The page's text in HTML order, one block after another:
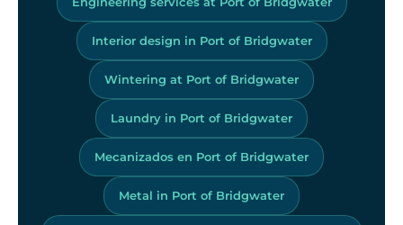
Interior design in Port of Bridgwater
Wintering at Port of Bridgwater
Laundry in Port of Bridgwater
Mecanizados en Port of Bridgwater
Metal in Port of Bridgwater